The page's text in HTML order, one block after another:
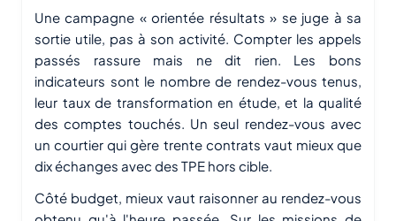
Une campagne « orientée résultats » se juge à sa
sortie utile, pas à son activité. Compter les appels
passés rassure mais ne dit rien. Les bons
indicateurs sont le nombre de rendez-vous tenus,
leur taux de transformation en étude, et la qualité
des comptes touchés. Un seul rendez-vous avec
un courtier qui gère trente contrats vaut mieux que
dix échanges avec des TPE hors cible.
Côté budget, mieux vaut raisonner au rendez-vous